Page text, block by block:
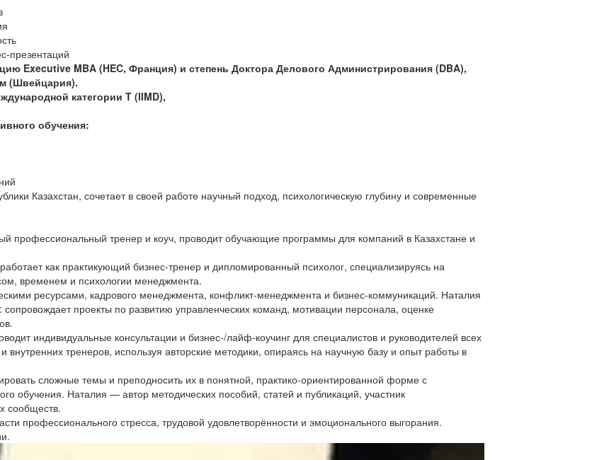
презентаций
Executive MBA (HEC, Франция) и степень Доктора Делового Администрирования (DBA),
(Швейцария).
категории T (IIMD),
обучения:
Казахстан, сочетает в своей работе научный подход, психологическую глубину и современные
профессиональный тренер и коуч, проводит обучающие программы для компаний в Казахстане и
как практикующий бизнес-тренер и дипломированный психолог, специализируясь на
временем и психологии менеджмента.
ресурсами, кадрового менеджмента, конфликт-менеджмента и бизнес-коммуникаций. Наталия
проекты по развитию управленческих команд, мотивации персонала, оценке
индивидуальные консультации и бизнес-/лайф-коучинг для специалистов и руководителей всех
внутренних тренеров, используя авторские методики, опираясь на научную базу и опыт работы в
сложные темы и преподносить их в понятной, практико-ориентированной форме с
обучения. Наталия — автор методических пособий, статей и публикаций, участник
сообществ.
профессионального стресса, трудовой удовлетворённости и эмоционального выгорания.